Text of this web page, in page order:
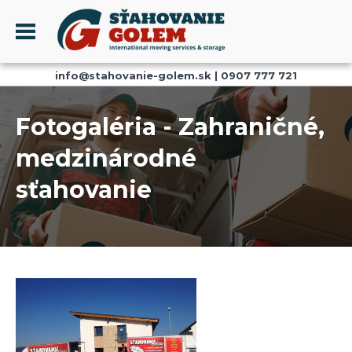
Menu
PROFIL
SŤAHOVANIE - SŤAHOVACIE SLUŽBY
DOPRAVA - DOPRAVNÉ SLUŽBY
AKCIE A ZĽAVY
SKLADOVANIE
REFERENCIE
CENNÍK
info@stahovanie-golem.sk | 0907 777 721
Fotogaléria - Zahraničné,
medzinárodné
sťahovanie